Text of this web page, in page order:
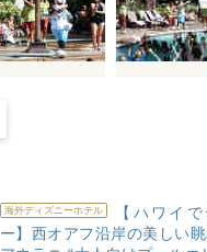
海外ディズニーホテル
【ハワイ
ー】西オアフ沿岸の美しい